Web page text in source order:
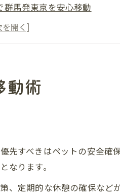
群馬発東京を安心移動
ルと守るべき注意点
ストレスを最小限に抑える方
で選ぶ理由
東京を選ぶメリット解説
の基準と注意点
の費用目安と内訳
のサービス比較
底ガイド
動術
すべきはペットの安全確
なります。
定期的な休憩の確保など